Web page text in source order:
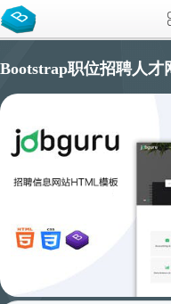
Bootstrap职位招聘人